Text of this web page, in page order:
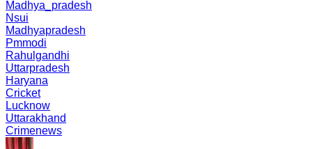
Madhya_pradesh
Nsui
Madhyapradesh
Pmmodi
Rahulgandhi
Uttarpradesh
Haryana
Cricket
Lucknow
Uttarakhand
Crimenews